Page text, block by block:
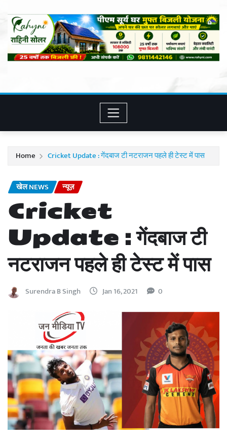
Home Cricket Update : गेंदबाज टी नटराजन पहले ही टेस्ट में पास
खेल NEWS न्यूज़
Cricket
Update : गेंदबाज टी
नटराजन पहले ही टेस्ट में पास
Surendra B Singh Jan 16, 2021 0